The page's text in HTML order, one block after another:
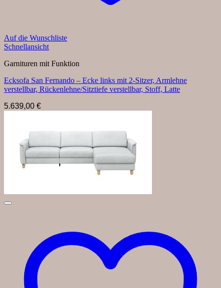
Auf die Wunschliste
Schnellansicht
Garnituren mit Funktion
Ecksofa San Fernando – Ecke links mit 2-Sitzer, Armlehne
verstellbar, Rückenlehne/Sitztiefe verstellbar, Stoff, Latte
5.639,00 €